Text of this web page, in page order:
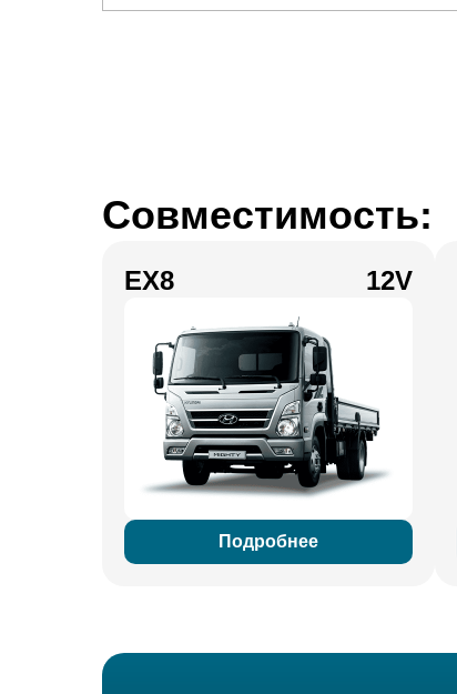
Совместимость:
EX8 12V
Подробнее